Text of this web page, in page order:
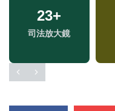
23+
司法放大鏡
37+
2024立委選戰